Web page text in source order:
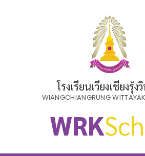
โรงเรียนเวียงเชียงรุ้ง
WIANGCHIANGRUNG
WRK